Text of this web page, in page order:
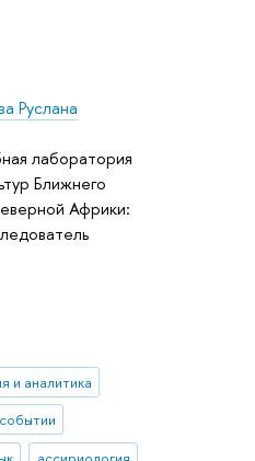
Руслана
лаборатория
Ближнего
Африки:
и аналитика